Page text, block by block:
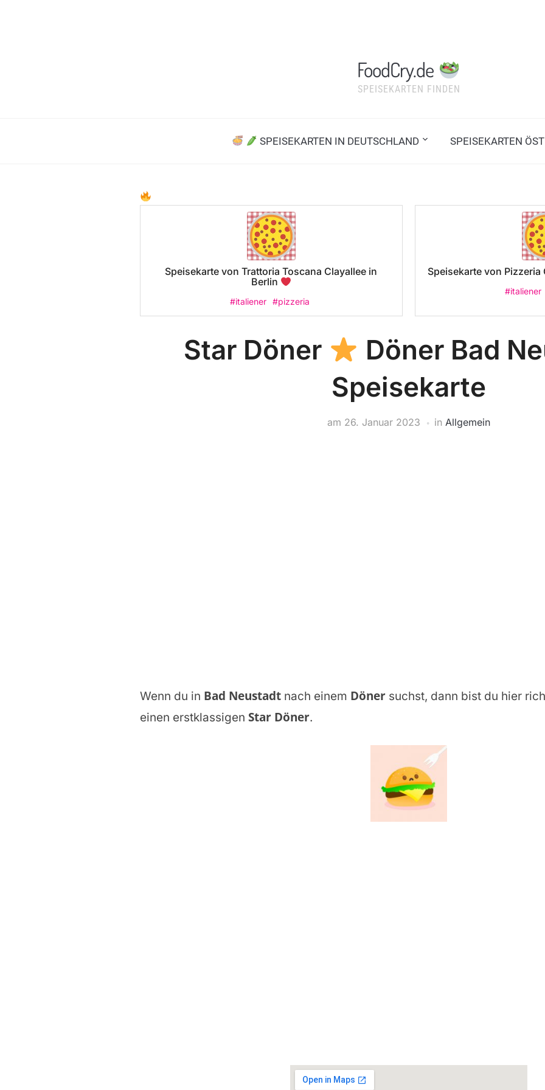
FoodCry.de
SPEISEKARTEN FINDEN
SPEISEKARTEN IN DEUTSCHLAND SPEISEKARTEN
Speisekarte von Trattoria Toscana Clayallee in
Berlin
#italiener #pizzeria
Speisekarte von
#italiener
Star Döner
Döner Bad
Speisekarte
am 26. Januar 2023 in Allgemein
Wenn du in Bad Neustadt nach einem Dönersuchst, dann bist du hier
einen erstklassigen Star Döner.